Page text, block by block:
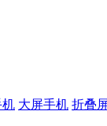
机 大屏手机 折叠